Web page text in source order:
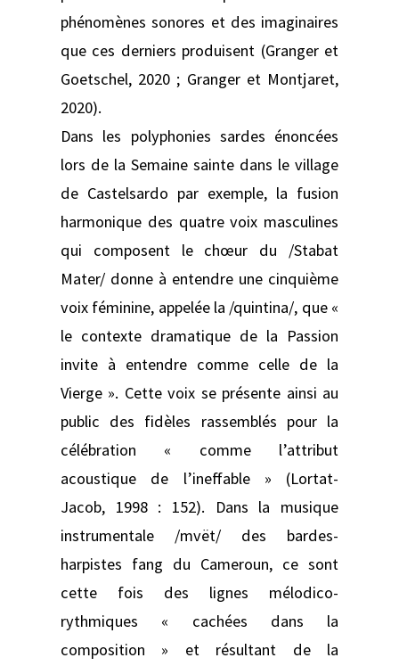
phénomènes sonores et des imaginaires
que ces derniers produisent (Granger et
Goetschel, 2020 ; Granger et Montjaret,
2020).
Dans les polyphonies sardes énoncées
lors de la Semaine sainte dans le village
de Castelsardo par exemple, la fusion
harmonique des quatre voix masculines
qui composent le chœur du /Stabat
Mater/ donne à entendre une cinquième
voix féminine, appelée la /quintina/, que «
le contexte dramatique de la Passion
invite à entendre comme celle de la
Vierge ». Cette voix se présente ainsi au
public des fidèles rassemblés pour la
célébration « comme l’attribut
acoustique de l’ineffable » (Lortat-
Jacob, 1998 : 152). Dans la musique
instrumentale /mvët/ des bardes-
harpistes fang du Cameroun, ce sont
cette fois des lignes mélodico-
rythmiques « cachées dans la
composition » et résultant de la